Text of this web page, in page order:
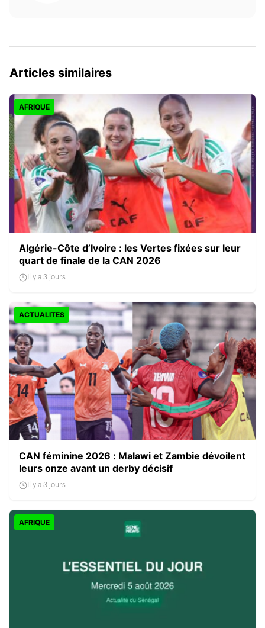
Articles similaires
AFRIQUE
Algérie-Côte d’Ivoire : les Vertes fixées sur leur
quart de finale de la CAN 2026
Il y a 3 jours
ACTUALITES
CAN féminine 2026 : Malawi et Zambie dévoilent
leurs onze avant un derby décisif
Il y a 3 jours
AFRIQUE